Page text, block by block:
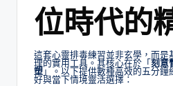
位時代的
這套心靈排毒練習並非玄學，而是
理的實用工具。其核心在於「刻意
塑」。以下提供數種高效的五分
好與當下情境靈活選擇：